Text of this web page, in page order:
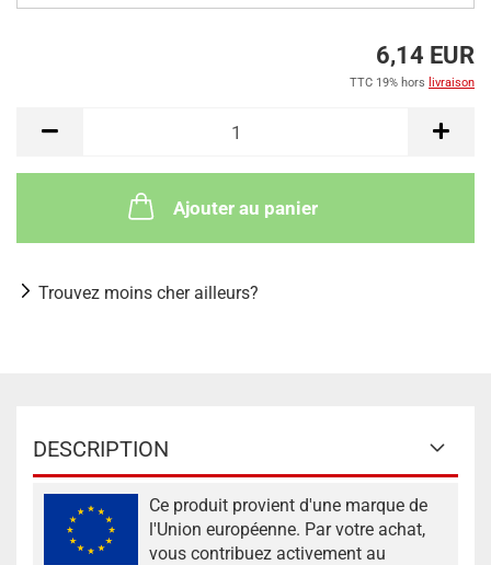
6,14 EUR
TTC 19% hors livraison
Ajouter au panier
Trouvez moins cher ailleurs?
DESCRIPTION
Ce produit provient d'une marque de
l'Union européenne. Par votre achat,
vous contribuez activement au